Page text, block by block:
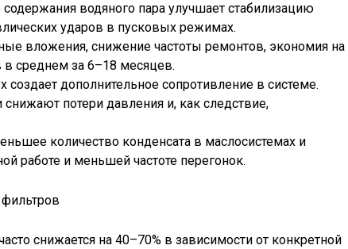
водяного пара улучшает стабилизацию
ударов в пусковых режимах.
вложения, снижение частоты ремонтов, экономия на
в среднем за 6–18 месяцев.
дополнительное сопротивление в системе.
потери давления и, как следствие,
количество конденсата в маслосистемах и
работе и меньшей частоте перегонок.
снижается на 40–70% в зависимости от конкретной